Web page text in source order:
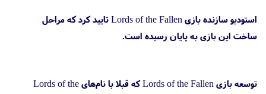
استودیو سازنده بازی Lords of the Fallen تایید کرد که مراحل
ساخت این بازی به پایان رسیده است.
توسعه بازی Lords of the Fallen که قبلا با نام‌های Lords of the